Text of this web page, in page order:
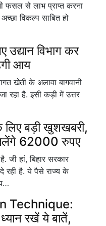
से लाभ प्राप्त करना
विकल्प साबित हो
विभाग कर
आय
खेती के अलावा बागवानी
रहा है. इसी कड़ी में उत्तर
बड़ी खुशखबरी,
62000 रुपए
जी हां, बिहार सरकार
रही है. ये पैसे राज्य के
Technique:
रखें ये बातें,